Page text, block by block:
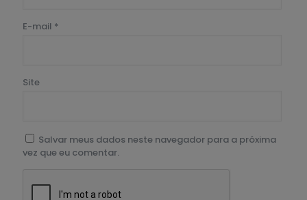
E-mail *
Site
Salvar meus dados neste navegador para a próxima
vez que eu comentar.